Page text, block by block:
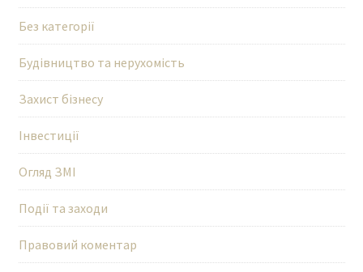
Без категорії
Будівництво та нерухомість
Захист бізнесу
Інвестиції
Огляд ЗМІ
Події та заходи
Правовий коментар